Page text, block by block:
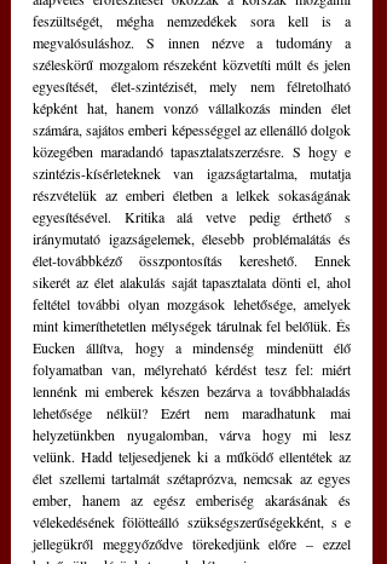
feszültségét, mégha nemzedékek sora kell is a
megvalósuláshoz. S innen nézve a tudomány a
széleskörű mozgalom részeként közvetíti múlt és jelen
egyesítését, élet-szintézisét, mely nem félretolható
képként hat, hanem vonzó vállalkozás minden élet
számára, sajátos emberi képességgel az ellenálló dolgok
közegében maradandó tapasztalatszerzésre. S hogy e
szintézis-kísérleteknek van igazságtartalma, mutatja
részvételük az emberi életben a lelkek sokaságának
egyesítésével. Kritika alá vetve pedig érthető s
iránymutató igazságelemek, élesebb problémalátás és
élet-továbbkéző összpontosítás kereshető. Ennek
sikerét az élet alakulás saját tapasztalata dönti el, ahol
feltétel további olyan mozgások lehetősége, amelyek
mint kimeríthetetlen mélységek tárulnak fel belőlük. És
Eucken állítva, hogy a mindenség mindenütt élő
folyamatban van, mélyreható kérdést tesz fel: miért
lennénk mi emberek készen bezárva a továbbhaladás
lehetősége nélkül? Ezért nem maradhatunk mai
helyzetünkben nyugalomban, várva hogy mi lesz
velünk. Hadd teljesedjenek ki a működő ellentétek az
élet szellemi tartalmát szétaprózva, nemcsak az egyes
ember, hanem az egész emberiség akarásának és
vélekedésének fölötteálló szükségszerűségekként, s e
jellegükről meggyőződve törekedjünk előre – ezzel